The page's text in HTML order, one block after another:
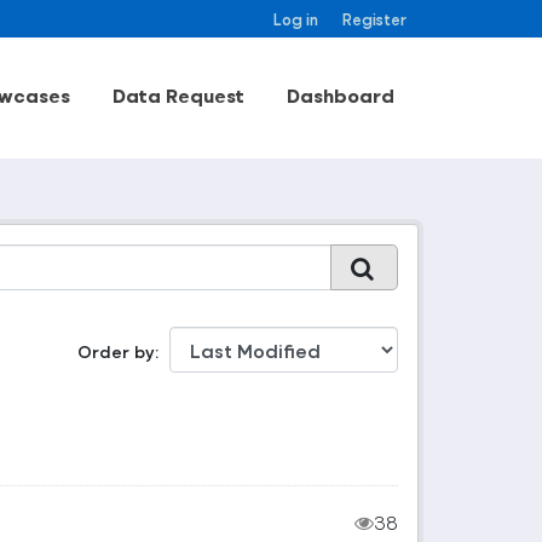
Log in Register
Data Request Dashboard
Order by
38